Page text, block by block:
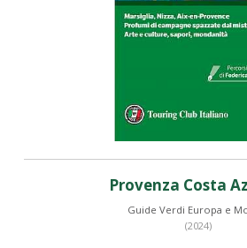
Provenza Costa
Guide Verdi Europa e
(2024)